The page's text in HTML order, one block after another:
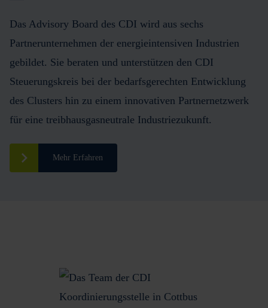
Das Advisory Board des CDI wird aus sechs
Partnerunternehmen der energieintensiven Industrien
gebildet. Sie beraten und unterstützen den CDI
Steuerungskreis bei der bedarfsgerechten Entwicklung
des Clusters hin zu einem innovativen Partnernetzwerk
für eine treibhausgasneutrale Industriezukunft.
Mehr Erfahren